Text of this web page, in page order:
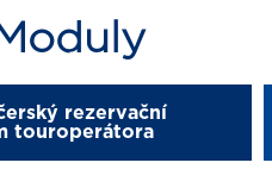
Moduly
rezervační
touroperátora